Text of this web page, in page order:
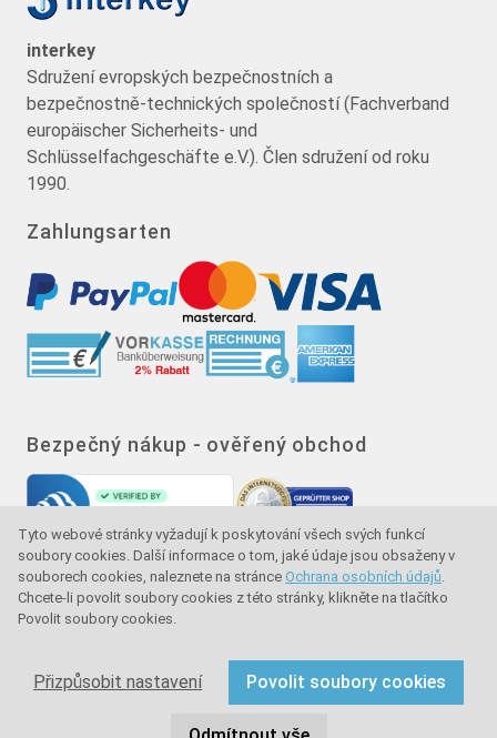
Tyto webové stránky vyžadují k poskytování všech svých funkcí
soubory cookies. Další informace o tom, jaké údaje jsou obsaženy v
souborech cookies, naleznete na stránce Ochrana osobních údajů.
Chcete-li povolit soubory cookies z této stránky, klikněte na tlačítko
Povolit soubory cookies.
Přizpůsobit nastavení Povolit soubory cookies
interkey
Sdružení evropských bezpečnostních a
bezpečnostně-technických společností (Fachverband
europäischer Sicherheits- und
Schlüsselfachgeschäfte e.V.). Člen sdružení od roku
1990.
Zahlungsarten
Bezpečný nákup - ověřený obchod
Značka kvality - ochrana kupujícího - ochrana
Copyright © 2024 sullus GmbH & Co. KG. Všechna práva